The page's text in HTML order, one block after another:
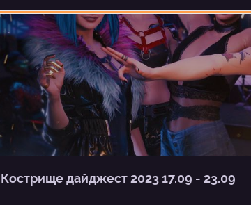
Кострище дайджест 2023 17.09 - 23.09